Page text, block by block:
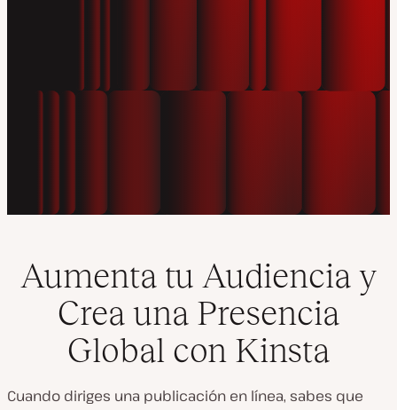
Aumenta tu Audiencia y
Crea una Presencia
Global con Kinsta
Cuando diriges una publicación en línea, sabes que